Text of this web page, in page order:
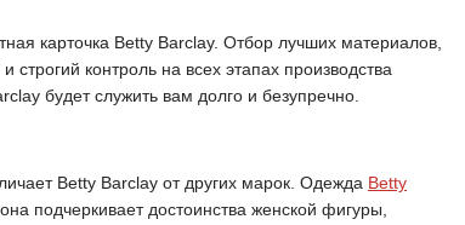
карточка Betty Barclay. Отбор лучших материалов,
строгий контроль на всех этапах производства
будет служить вам долго и безупречно.
Betty Barclay от других марок. Одежда Betty
подчеркивает достоинства женской фигуры,